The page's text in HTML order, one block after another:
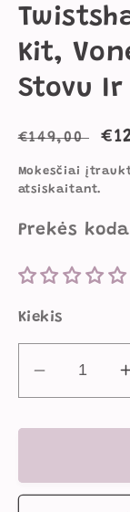
Kit,
Stovu
Įprasta
kaina
€149,00
Mokesčiai
atsiskaitant.
Prekės
Kiekis
Sumažinti
Luxury
Kit,